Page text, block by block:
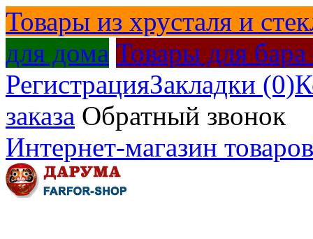
Товары из хрусталя и
для дома Товары для бара
РегистрацияЗакладки (0)
заказа Обратный звонок
Интернет-магазин